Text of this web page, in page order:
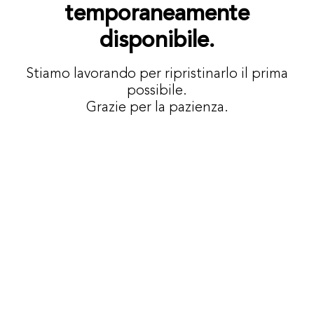
temporaneamente
disponibile.
Stiamo lavorando per ripristinarlo il prima
possibile.
Grazie per la pazienza.